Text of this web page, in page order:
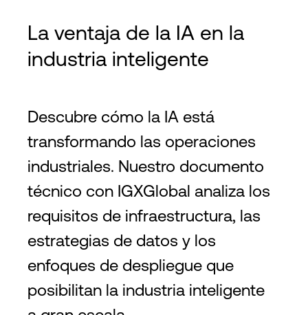
La ventaja de la IA en la
industria inteligente
Descubre cómo la IA está
transformando las operaciones
industriales. Nuestro documento
técnico con IGXGlobal analiza los
requisitos de infraestructura, las
estrategias de datos y los
enfoques de despliegue que
posibilitan la industria inteligente